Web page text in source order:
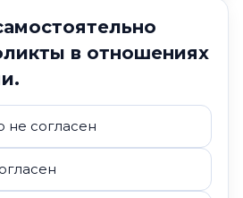
в отношениях
согласен